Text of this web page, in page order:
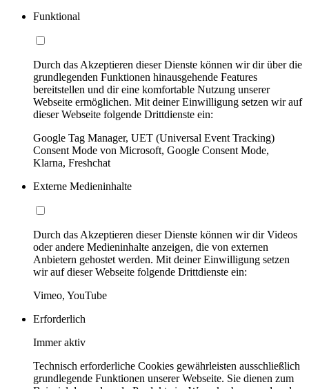
Funktional
Durch das Akzeptieren dieser Dienste können wir dir über die
grundlegenden Funktionen hinausgehende Features
bereitstellen und dir eine komfortable Nutzung unserer
Webseite ermöglichen. Mit deiner Einwilligung setzen wir auf
dieser Webseite folgende Drittdienste ein:
Google Tag Manager, UET (Universal Event Tracking)
Consent Mode von Microsoft, Google Consent Mode,
Klarna, Freshchat
Externe Medieninhalte
Durch das Akzeptieren dieser Dienste können wir dir Videos
oder andere Medieninhalte anzeigen, die von externen
Anbietern gehostet werden. Mit deiner Einwilligung setzen
wir auf dieser Webseite folgende Drittdienste ein:
Vimeo, YouTube
Erforderlich
Immer aktiv
Technisch erforderliche Cookies gewährleisten ausschließlich
grundlegende Funktionen unserer Webseite. Sie dienen zum